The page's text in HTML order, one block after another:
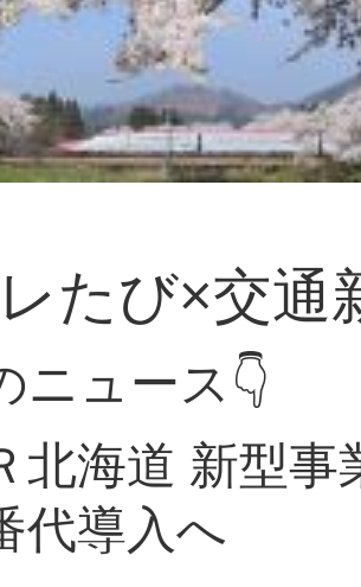
たび×交通
ニュース👇
北海道 新型
代導入へ